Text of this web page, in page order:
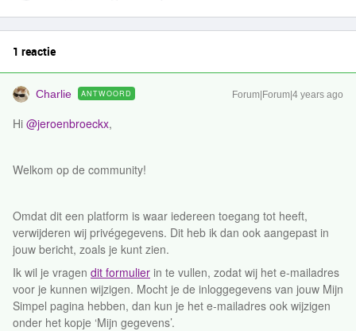
1 reactie
Charlie ANTWOORD Forum|Forum|4 years ago
Hi @jeroenbroeckx,
Welkom op de community!
Omdat dit een platform is waar iedereen toegang tot heeft,
verwijderen wij privégegevens. Dit heb ik dan ook aangepast in
jouw bericht, zoals je kunt zien.
Ik wil je vragen dit formulier in te vullen, zodat wij het e-mailadres
voor je kunnen wijzigen. Mocht je de inloggegevens van jouw Mijn
Simpel pagina hebben, dan kun je het e-mailadres ook wijzigen
onder het kopje ‘Mijn gegevens’.